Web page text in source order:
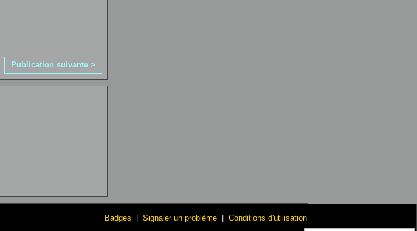
Publication suivante >
Badges | Signaler un problème | Conditions d'utilisation